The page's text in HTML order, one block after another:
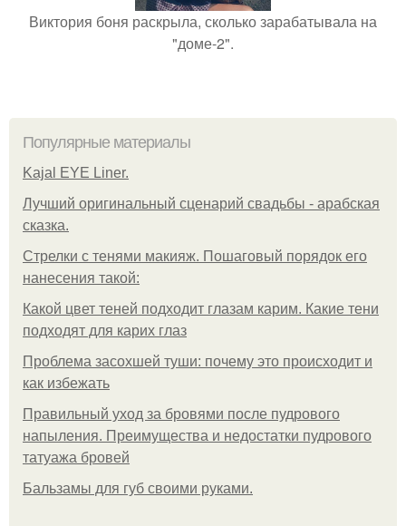
Виктория боня раскрыла, сколько зарабатывала на
"доме-2".
Популярные материалы
Kajal EYE Liner.
Лучший оригинальный сценарий свадьбы - арабская
сказка.
Стрелки с тенями макияж. Пошаговый порядок его
нанесения такой:
Какой цвет теней подходит глазам карим. Какие тени
подходят для карих глаз
Проблема засохшей туши: почему это происходит и
как избежать
Правильный уход за бровями после пудрового
напыления. Преимущества и недостатки пудрового
татуажа бровей
Бальзамы для губ своими руками.